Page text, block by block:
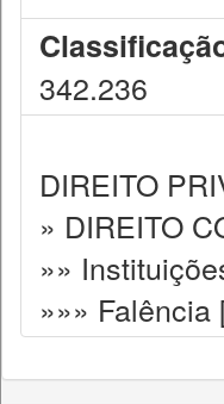
342.236
DIREITO
» DIREITO
»»
»»» Falência